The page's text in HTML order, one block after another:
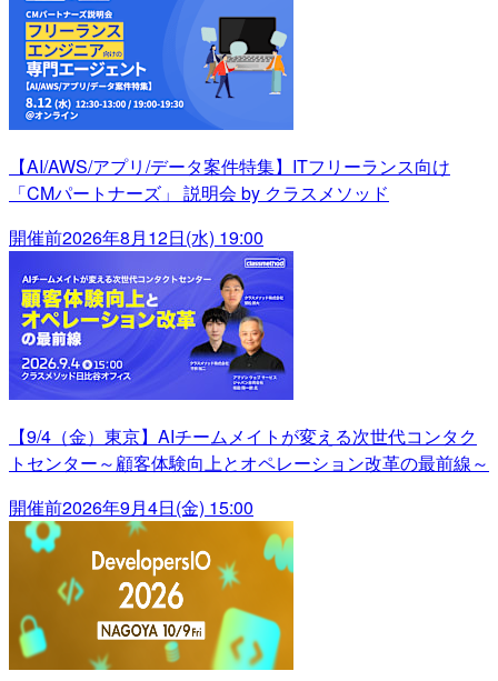
【AI/AWS/アプリ/データ案件特集】ITフリーランス向け
「CMパートナーズ」 説明会 by クラスメソッド
開催前2026年8月12日(水) 19:00
【9/4（金）東京】AIチームメイトが変える次世代コンタク
トセンター～顧客体験向上とオペレーション改革の最前線～
開催前2026年9月4日(金) 15:00